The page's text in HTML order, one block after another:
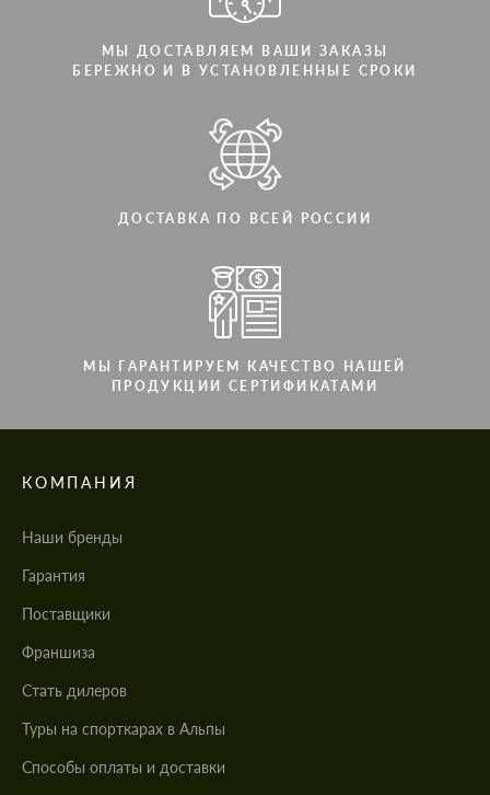
МЫ ДОСТАВЛЯЕМ ВАШИ ЗАКАЗЫ
БЕРЕЖНО И В УСТАНОВЛЕННЫЕ СРОКИ
ДОСТАВКА ПО ВСЕЙ РОССИИ
МЫ ГАРАНТИРУЕМ КАЧЕСТВО НАШЕЙ
ПРОДУКЦИИ СЕРТИФИКАТАМИ
КОМПАНИЯ
Наши бренды
Гарантия
Поставщики
Франшиза
Стать дилеров
Туры на спорткарах в Альпы
Cпособы оплаты и доставки